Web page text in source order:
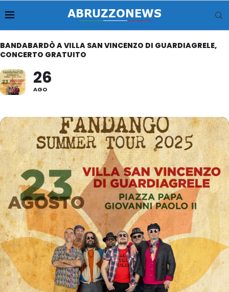
BANDABARDÒ A VILLA SAN VINCENZO DI GUARDIAGRELE,
CONCERTO GRATUITO
26
AGO